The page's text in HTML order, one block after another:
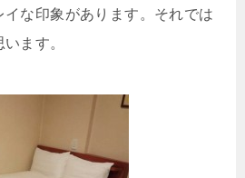
な印象があります。それでは
ます。